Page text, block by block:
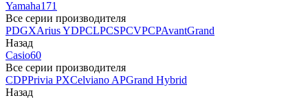
Yamaha171
Все серии производителя
PDGXArius YDPCLPCSPCVPCPAvantGrand
Назад
Casio60
Все серии производителя
CDPPrivia PXCelviano APGrand Hybrid
Назад